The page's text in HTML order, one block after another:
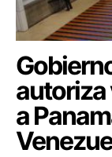
autoriza
a